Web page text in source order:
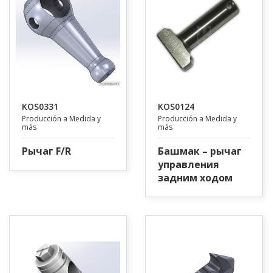
KOS0331
Producción a Medida y
más
Рычаг F/R
KOS0124
Producción a Medida y
más
Башмак – рычаг
управления
задним ходом